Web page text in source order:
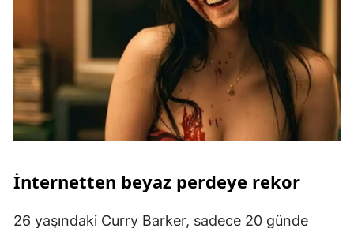
İnternetten beyaz perdeye rekor
26 yaşındaki Curry Barker, sadece 20 günde